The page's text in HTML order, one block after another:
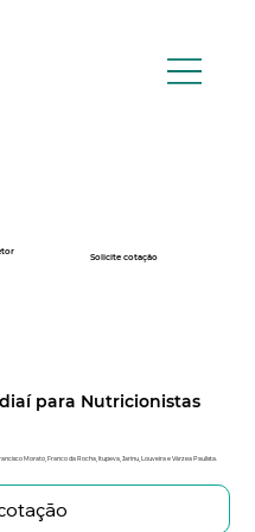
Solicite cotação
para Nutricionistas
Morato, Franco da Rocha, Itupeva, Jarinu, Louveira e Várzea Paulista.